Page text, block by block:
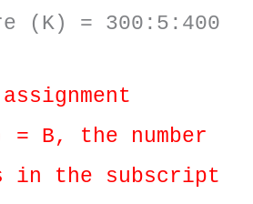
(K) = 300:5:400
B, the number
in the subscript